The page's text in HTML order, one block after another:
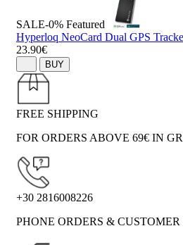
SALE-0% Featured
Hyperloq NeoCard Dual GPS
23.90€
BUY
FREE SHIPPING
FOR ORDERS ABOVE 69€ IN
+30 2816008226
PHONE ORDERS & CUSTOMER